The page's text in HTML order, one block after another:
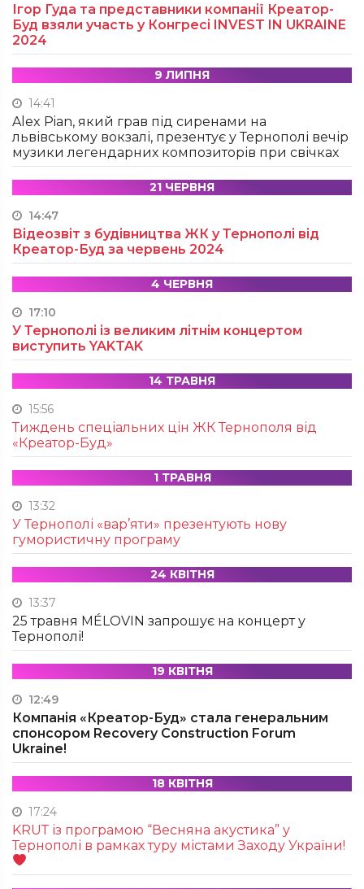
Ігор Гуда та представники компанії Креатор-
Буд взяли участь у Конгресі INVEST IN UKRAINE
2024
9 ЛИПНЯ
14:41
Alex Pian, який грав під сиренами на
львівському вокзалі, презентує у Тернополі вечір
музики легендарних композиторів при свічках
21 ЧЕРВНЯ
14:47
Відеозвіт з будівництва ЖК у Тернополі від
Креатор-Буд за червень 2024
4 ЧЕРВНЯ
17:10
У Тернополі із великим літнім концертом
виступить YAKTAK
14 ТРАВНЯ
15:56
Тиждень спеціальних цін ЖК Тернополя від
«Креатор-Буд»
1 ТРАВНЯ
13:32
У Тернополі «вар’яти» презентують нову
гумористичну програму
24 КВІТНЯ
13:37
25 травня MÉLOVIN запрошує на концерт у
Тернополі!
19 КВІТНЯ
12:49
Компанія «Креатор-Буд» стала генеральним
спонсором Recovery Construction Forum
Ukraine!
18 КВІТНЯ
17:24
KRUТ із програмою “Весняна акустика” у
Тернополі в рамках туру містами Заходу України!